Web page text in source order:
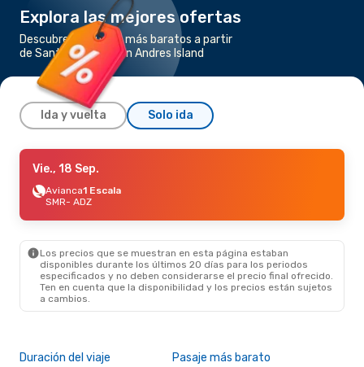
Explora las mejores ofertas
Descubre los vuelos más baratos a partir
de Santa Marta a San Andres Island
Ida y vuelta Solo ida
Vie., 4 Sep.- Dom., 6 Sep.
Avianca1 Escala
SMR- ADZ
ADZ- SMR
Vie., 18 Sep.
Avianca1 Escala
SMR- ADZ
Los precios que se muestran en esta página estaban
disponibles durante los últimos 20 días para los periodos
especificados y no deben considerarse el precio final ofrecido.
Ten en cuenta que la disponibilidad y los precios están sujetos
a cambios.
Duración del viaje Pasaje más barato